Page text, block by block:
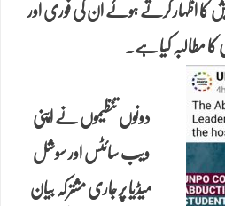
کا اظہار کرتے ہوئے ان کی فوری اور
کا مطالبہ کیا ہے.
دونوں تنظیموں نے اپنی
ویب سائٹس اور سوشل
میڈیا پر جاری مشترکہ بیان